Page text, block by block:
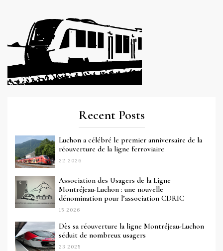
Recent Posts
Luchon a célébré le premier anniversaire de la
réouverture de la ligne ferroviaire
22 2026
Association des Usagers de la Ligne
Montréjeau-Luchon : une nouvelle
dénomination pour l’association CDRIC
15 2026
Dès sa réouverture la ligne Montréjeau-Luchon
séduit de nombreux usagers
23 2025